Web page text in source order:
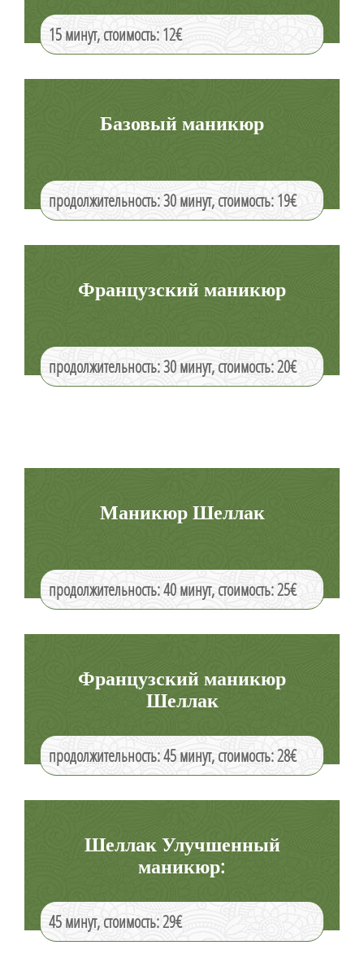
15 минут, стоимость: 12€
Базовый маникюр
продолжительность: 30 минут, стоимость: 19€
Французский маникюр
продолжительность: 30 минут, стоимость: 20€
Маникюр Шеллак
продолжительность: 40 минут, стоимость: 25€
Французский маникюр
Шеллак
продолжительность: 45 минут, стоимость: 28€
Шеллак Улучшенный
маникюр:
45 минут, стоимость: 29€